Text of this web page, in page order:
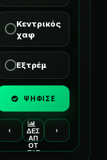
Κεντρικός
χαφ
Εξτρέμ
ΨΗΦΙΣΕ
‹
ΔΕΣ
ΑΠ
ΟΤ
ΕΛΕ
›